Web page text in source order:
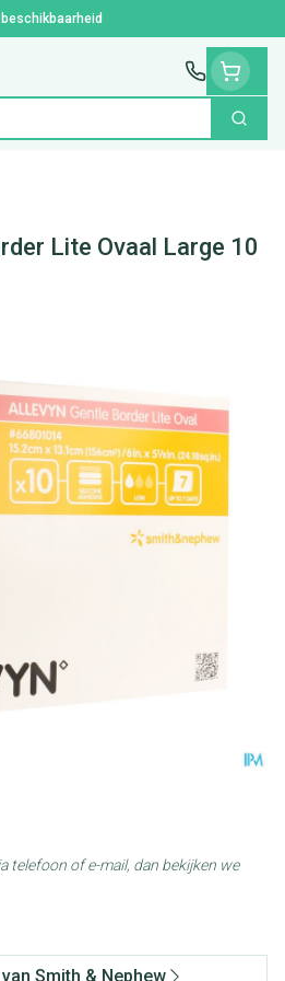
Zoek
Lite Ovaal Large 10
telefoon of e-mail, dan bekijken we
Smith & Nephew